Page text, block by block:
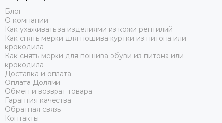
Блог
О компании
Как ухаживать за изделиями из кожи рептилий
Как снять мерки для пошива куртки из питона или
крокодила
Как снять мерки для пошива обуви из питона или
крокодила
Доставка и оплата
Оплата Долями
Обмен и возврат товара
Гарантия качества
Обратная связь
Контакты